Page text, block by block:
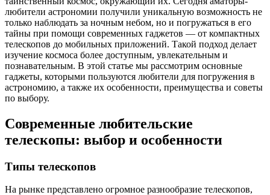
любители астрономии получили уникальную возможность не
только наблюдать за ночным небом, но и погружаться в его
тайны при помощи современных гаджетов — от компактных
телескопов до мобильных приложений. Такой подход делает
изучение космоса более доступным, увлекательным и
познавательным. В этой статье мы рассмотрим основные
гаджеты, которыми пользуются любители для погружения в
астрономию, а также их особенности, преимущества и советы
по выбору.
Современные любительские
телескопы: выбор и особенности
Типы телескопов
На рынке представлено огромное разнообразие телескопов,